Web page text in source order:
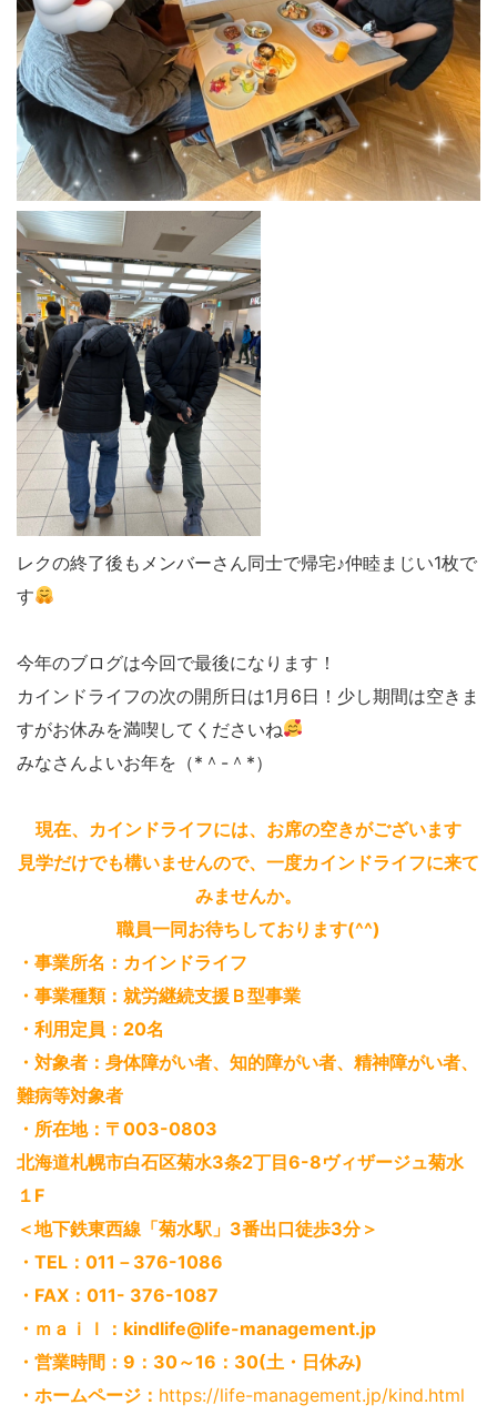
レクの終了後もメンバーさん同士で帰宅♪仲睦まじい1枚で
す
今年のブログは今回で最後になります！
カインドライフの次の開所日は1月6日！少し期間は空きま
すがお休みを満喫してくださいね
みなさんよいお年を（*＾-＾*）
現在、カインドライフには、お席の空きがございます
見学だけでも構いませんので、一度カインドライフに来て
みませんか。
職員一同お待ちしております(^^)
・事業所名：カインドライフ
・事業種類：就労継続支援Ｂ型事業
・利用定員：20名
・対象者：身体障がい者、知的障がい者、精神障がい者、
難病等対象者
・所在地：〒003-0803
北海道札幌市白石区菊水3条2丁目6-8ヴィザージュ菊水
１F
＜地下鉄東西線「菊水駅」3番出口徒歩3分＞
・TEL：011－376-1086
・FAX：011- 376-1087
・ｍａｉｌ：kindlife@life-management.jp
・営業時間：9：30～16：30(土・日休み)
・ホームページ： https://life-management.jp/kind.html